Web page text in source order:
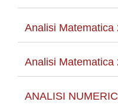
Analisi Matematica
Analisi Matematica
ANALISI